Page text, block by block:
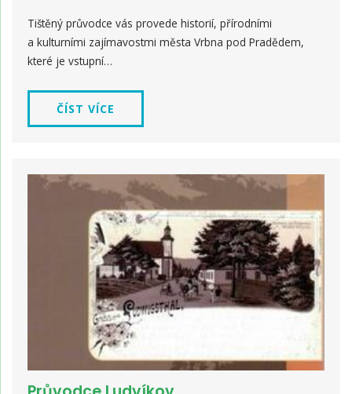
Tištěný průvodce vás provede historií, přírodními
a kulturními zajímavostmi města Vrbna pod Pradědem,
které je vstupní…
ČÍST VÍCE